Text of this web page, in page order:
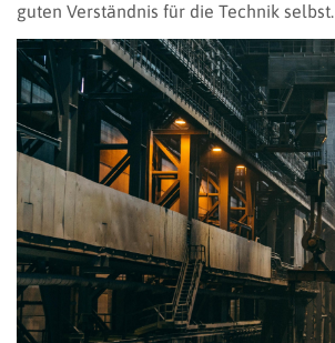
guten Verständnis für die Technik selbst.